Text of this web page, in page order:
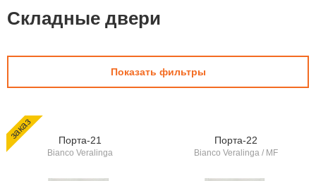
Складные двери
Показать фильтры
заказ Порта-21
Bianco Veralinga
Порта-22
Bianco Veralinga / MF